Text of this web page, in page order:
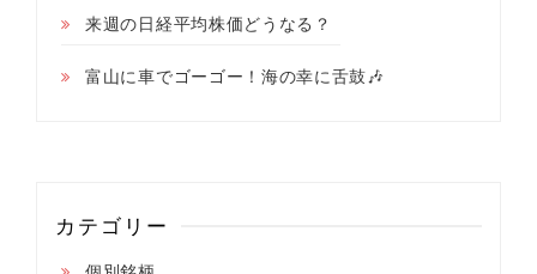
来週の日経平均株価どうなる？
富山に車でゴーゴー！海の幸に舌鼓🎶
カテゴリー